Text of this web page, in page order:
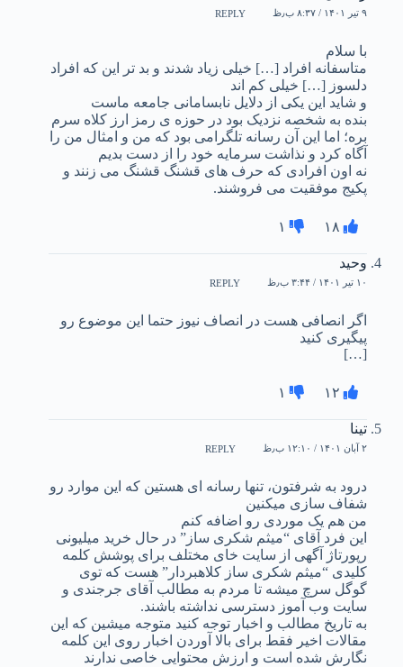
۹ تیر ۱۴۰۱ / ۸:۳۷ ب٫ظ REPLY
با سلام
متاسفانه افراد […] خیلی زیاد شدند و بد تر این که افراد
دلسوز […] خیلی کم اند
و شاید این یکی از دلایل نابسامانی جامعه ماست
بنده به شخصه نزدیک بود در حوزه ی رمز ارز کلاه سرم
بره؛ اما این آن رسانه تلگرامی بود که من و امثال من را
آگاه کرد و نذاشت سرمایه خود را از دست بدیم
نه اون افرادی که حرف های قشنگ قشنگ می زنند و
پکیج موفقیت می فروشند.
۱۸ ۱
وحید
۱۰ تیر ۱۴۰۱ / ۳:۴۴ ب٫ظ REPLY
اگر انصافی هست در انصاف نیوز حتما این موضوع رو
پیگیری کنید
[…]
۱۲ ۱
تینا
۲ آبان ۱۴۰۱ / ۱۲:۱۰ ب٫ظ REPLY
درود به شرفتون، تنها رسانه ای هستین که این موارد رو
شفاف سازی میکنین
من هم یک موردی رو اضافه کنم
این فرد آقای “میثم شکری ساز” در حال خرید میلیونی
رپورتاژ آگهی از سایت خای مختلف برای پوشش کلمه
کلیدی “میثم شکری ساز کلاهبردار” هست که توی
گوگل سرچ میشه تا مردم به مطالب آقای جرجندی و
سایت وب آموز دسترسی نداشته باشند.
به تاریخ مطالب و اخبار توجه کنید متوجه میشین که این
مقالات اخیر فقط برای بالا آوردن اخبار روی این کلمه
نگارش شده است و ارزش محتوایی خاصی ندارند